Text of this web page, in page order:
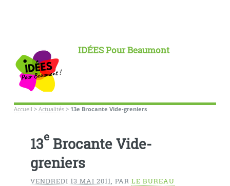
IDÉES Pour Beaumont
Accueil > Actualités> 13e Brocante Vide-greniers
13eBrocante Vide-
greniers
VENDREDI 13 MAI 2011, PAR LE BUREAU